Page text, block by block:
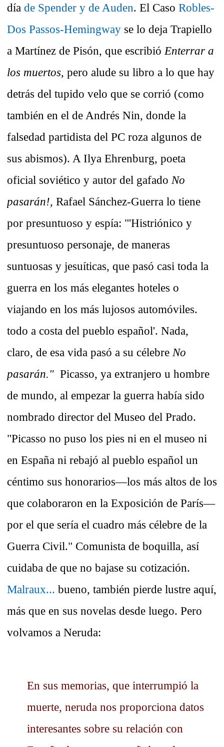
día de Spender y de Auden. El Caso Robles-
Dos Passos-Hemingway se lo deja Trapiello
a Martínez de Pisón, que escribió Enterrar a
los muertos, pero alude su libro a lo que hay
detrás del tupido velo que se corrió (como
también en el de Andrés Nin, donde la
falsedad partidista del PC roza algunos de
sus abismos). A Ilya Ehrenburg, poeta
oficial soviético y autor del gafado No
pasarán!, Rafael Sánchez-Guerra lo tiene
por presuntuoso y espía: "'Histriónico y
presuntuoso personaje, de maneras
suntuosas y jesuíticas, que pasó casi toda la
guerra en los más elegantes hoteles o
viajando en los más lujosos automóviles.
todo a costa del pueblo español'. Nada,
claro, de esa vida pasó a su célebre No
pasarán." Picasso, ya extranjero u hombre
de mundo, al empezar la guerra había sido
nombrado director del Museo del Prado.
"Picasso no puso los pies ni en el museo ni
en España ni rebajó al pueblo español un
céntimo sus honorarios—los más altos de los
que colaboraron en la Exposición de París—
por el que sería el cuadro más célebre de la
Guerra Civil." Comunista de boquilla, así
cuidaba de que no bajase su cotización.
Malraux... bueno, también pierde lustre aquí,
más que en sus novelas desde luego. Pero
volvamos a Neruda:
En sus memorias, que interrumpió la
muerte, neruda nos proporciona datos
interesantes sobre su relación con